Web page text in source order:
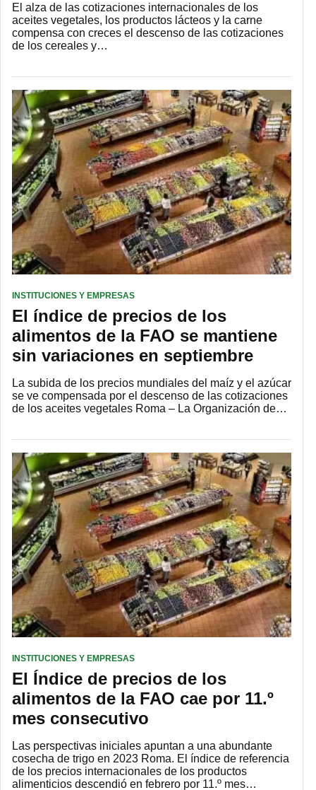
El alza de las cotizaciones internacionales de los
aceites vegetales, los productos lácteos y la carne
compensa con creces el descenso de las cotizaciones
de los cereales y…
INSTITUCIONES Y EMPRESAS
El índice de precios de los
alimentos de la FAO se mantiene
sin variaciones en septiembre
La subida de los precios mundiales del maíz y el azúcar
se ve compensada por el descenso de las cotizaciones
de los aceites vegetales Roma – La Organización de…
INSTITUCIONES Y EMPRESAS
El Índice de precios de los
alimentos de la FAO cae por 11.º
mes consecutivo
Las perspectivas iniciales apuntan a una abundante
cosecha de trigo en 2023 Roma. El índice de referencia
de los precios internacionales de los productos
alimenticios descendió en febrero por 11.º mes…